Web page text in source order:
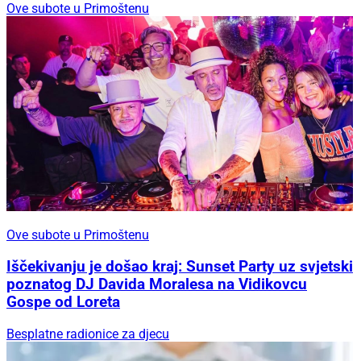
Ove subote u Primoštenu
Ove subote u Primoštenu
Iščekivanju je došao kraj: Sunset Party uz svjetski
poznatog DJ Davida Moralesa na Vidikovcu
Gospe od Loreta
Besplatne radionice za djecu